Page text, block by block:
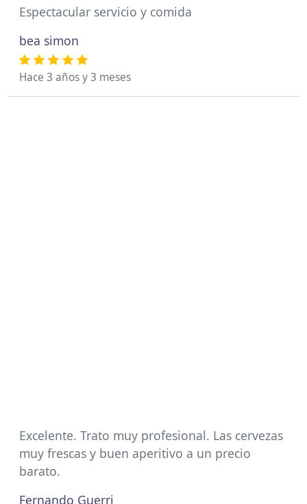
Espectacular servicio y comida
bea simon
Hace 3 años y 3 meses
Excelente. Trato muy profesional. Las cervezas
muy frescas y buen aperitivo a un precio
barato.
Fernando Guerri